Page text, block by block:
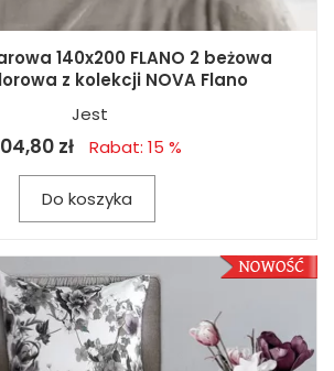
140x200 FLANO 2 beżowa
z kolekcji NOVA Flano
Jest
zł Rabat: 15 %
Do koszyka